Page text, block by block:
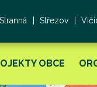
Stranná Střezov
OBCE